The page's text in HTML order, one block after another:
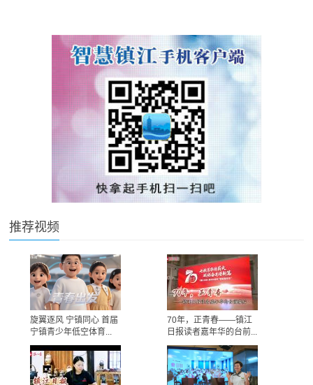
推荐视频
旋翼逐风 宁镇同心 首届
宁镇青少年低空体育...
70年，正青春——镇江
日报读者嘉年华的台前...